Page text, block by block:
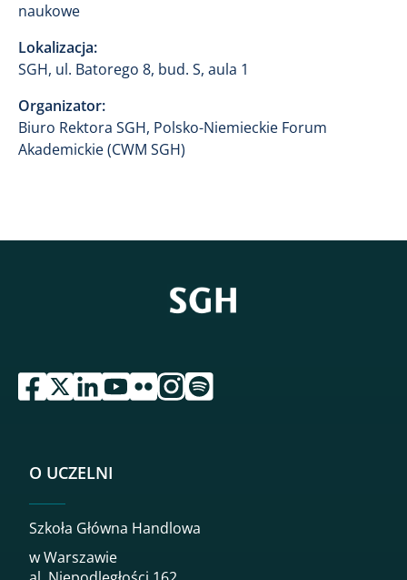
naukowe
Lokalizacja:
SGH, ul. Batorego 8, bud. S, aula 1
Organizator:
Biuro Rektora SGH, Polsko-Niemieckie Forum
Akademickie (CWM SGH)
przejdź do serwisu facebook sgh
przejdź do serwisu twitter sgh
przejdź do serwisu linkedin sgh
przejdź do serwisu youtube sgh
przejdź do serwisu flickr sgh
przejdź do serwisu instagram sgh
przejdź do serwisu spotify sgh
O UCZELNI
Szkoła Główna Handlowa
w Warszawie